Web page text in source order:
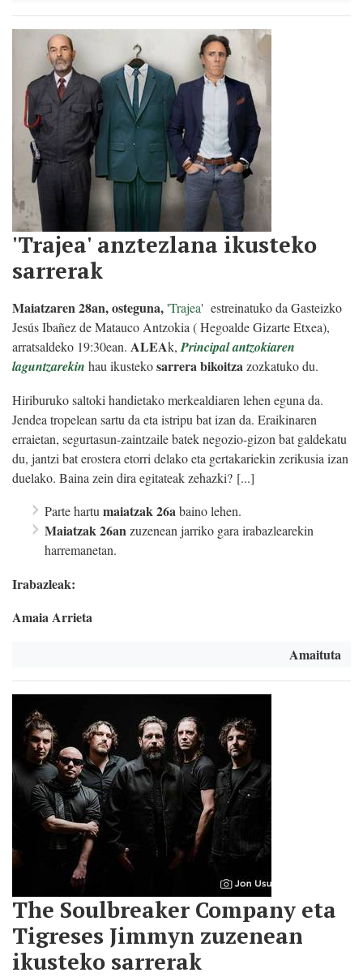
'Trajea' anztezlana ikusteko
sarrerak
Maiatzaren 28an, osteguna,'Trajea' estreinatuko da Gasteizko
Jesús Ibañez de Matauco Antzokia ( Hegoalde Gizarte Etxea),
arratsaldeko 19:30ean. ALEAk, Principal antzokiaren
laguntzarekin hau ikustekosarrera bikoitzazozkatuko du.
Hiriburuko saltoki handietako merkealdiaren lehen eguna da.
Jendea tropelean sartu da eta istripu bat izan da. Eraikinaren
erraietan, segurtasun-zaintzaile batek negozio-gizon bat galdekatu
du, jantzi bat erostera etorri delako eta gertakariekin zerikusia izan
duelako. Baina zein dira egitateak zehazki? [...]
Parte hartumaiatzak 26abaino lehen.
Maiatzak 26anzuzenean jarriko gara irabazlearekin
harremanetan.
Irabazleak:
Amaia Arrieta
Amaituta
The Soulbreaker Company eta
Tigreses Jimmyn zuzenean
ikusteko sarrerak